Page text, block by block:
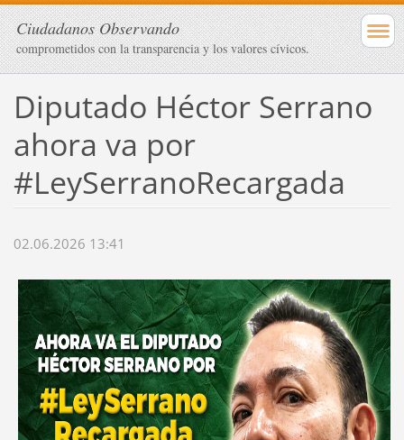
Ciudadanos Observando
comprometidos con la transparencia y los valores cívicos.
Diputado Héctor Serrano
ahora va por
#LeySerranoRecargada
02.06.2026 13:41